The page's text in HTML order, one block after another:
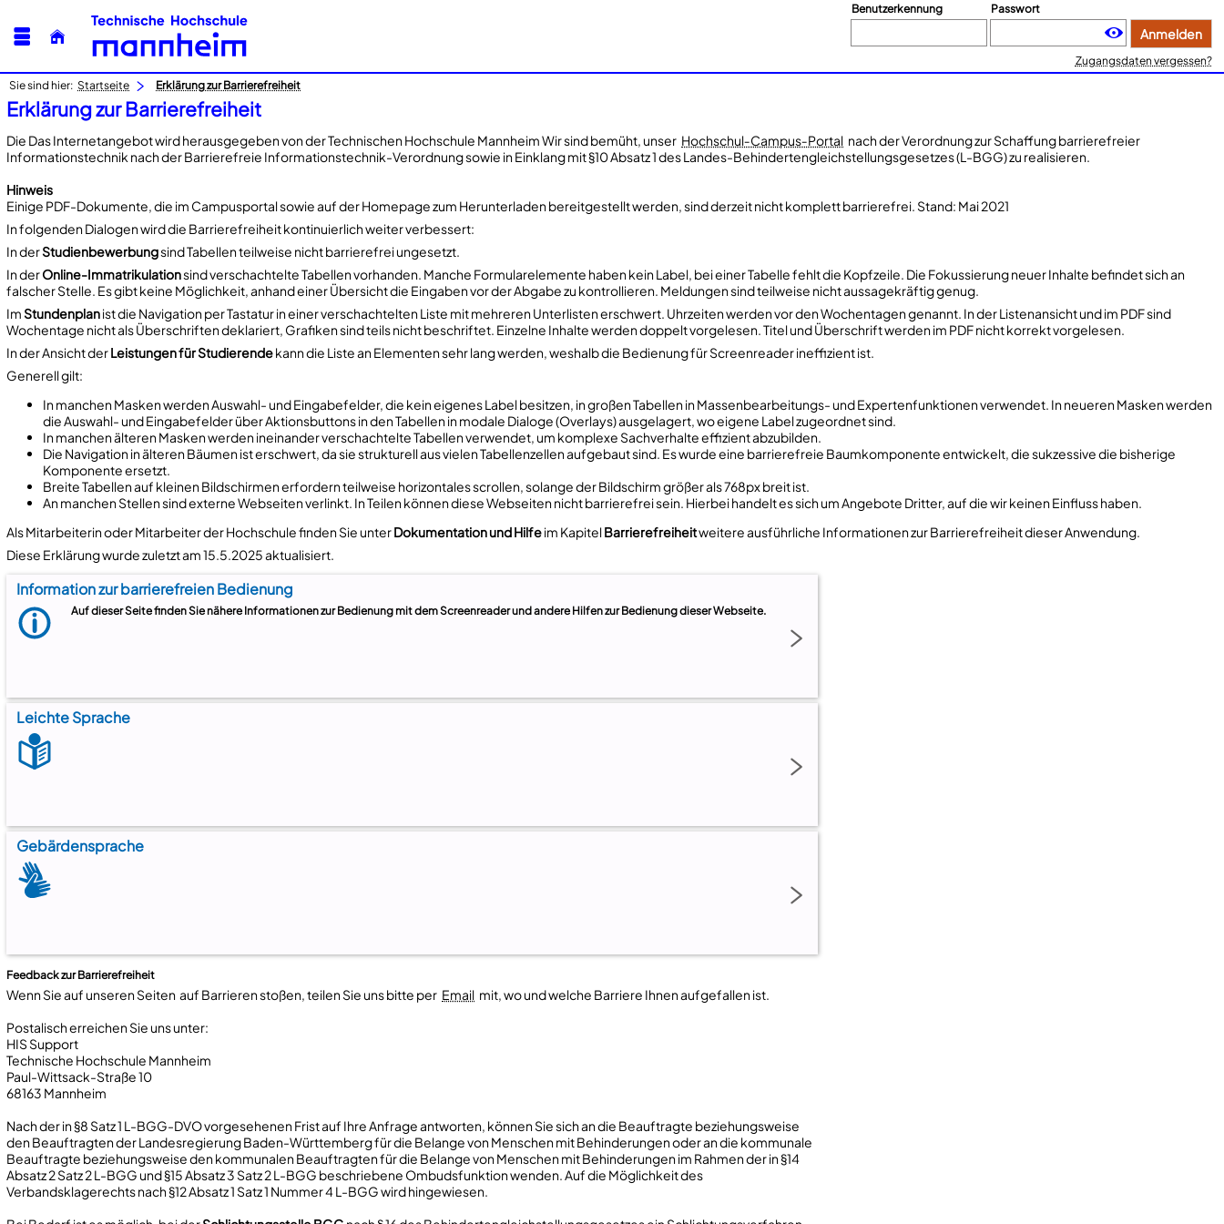
Benutzerkennung Passwort
Anmelden
Zugangsdaten vergessen?
Sie sind hier: Startseite Erklärung zur Barrierefreiheit
Erklärung zur Barrierefreiheit
Die Das Internetangebot wird herausgegeben von der Technischen Hochschule Mannheim Wir sind bemüht, unser Hochschul‑Campus‑Portal nach der Verordnung zur Schaffung barrierefreier
Informationstechnik nach der Barrierefreie Informationstechnik-Verordnung sowie in Einklang mit §10 Absatz 1 des Landes-Behindertengleichstellungsgesetzes (L-BGG) zu realisieren.
Hinweis
Einige PDF-Dokumente, die im Campusportal sowie auf der Homepage zum Herunterladen bereitgestellt werden, sind derzeit nicht komplett barrierefrei. Stand: Mai 2021
In folgenden Dialogen wird die Barrierefreiheit kontinuierlich weiter verbessert:
In derStudienbewerbungsind Tabellen teilweise nicht barrierefrei ungesetzt.
In derOnline-Immatrikulationsind verschachtelte Tabellen vorhanden. Manche Formularelemente haben kein Label, bei einer Tabelle fehlt die Kopfzeile. Die Fokussierung neuer Inhalte befindet sich an
falscher Stelle. Es gibt keine Möglichkeit, anhand einer Übersicht die Eingaben vor der Abgabe zu kontrollieren. Meldungen sind teilweise nicht aussagekräftig genug.
Im Stundenplanist die Navigation per Tastatur in einer verschachtelten Liste mit mehreren Unterlisten erschwert. Uhrzeiten werden vor den Wochentagen genannt. In der Listenansicht und im PDF sind
Wochentage nicht als Überschriften deklariert, Grafiken sind teils nicht beschriftet. Einzelne Inhalte werden doppelt vorgelesen. Titel und Überschrift werden im PDF nicht korrekt vorgelesen.
In der Ansicht derLeistungen für Studierendekann die Liste an Elementen sehr lang werden, weshalb die Bedienung für Screenreader ineffizient ist.
Generell gilt:
In manchen Masken werden Auswahl- und Eingabefelder, die kein eigenes Label besitzen, in großen Tabellen in Massenbearbeitungs- und Expertenfunktionen verwendet. In neueren Masken werden
die Auswahl- und Eingabefelder über Aktionsbuttons in den Tabellen in modale Dialoge (Overlays) ausgelagert, wo eigene Label zugeordnet sind.
In manchen älteren Masken werden ineinander verschachtelte Tabellen verwendet, um komplexe Sachverhalte effizient abzubilden.
Die Navigation in älteren Bäumen ist erschwert, da sie strukturell aus vielen Tabellenzellen aufgebaut sind. Es wurde eine barrierefreie Baumkomponente entwickelt, die sukzessive die bisherige
Komponente ersetzt.
Breite Tabellen auf kleinen Bildschirmen erfordern teilweise horizontales scrollen, solange der Bildschirm größer als 768px breit ist.
An manchen Stellen sind externe Webseiten verlinkt. In Teilen können diese Webseiten nicht barrierefrei sein. Hierbei handelt es sich um Angebote Dritter, auf die wir keinen Einfluss haben.
Als Mitarbeiterin oder Mitarbeiter der Hochschule finden Sie unterDokumentation und Hilfeim KapitelBarrierefreiheitweitere ausführliche Informationen zur Barrierefreiheit dieser Anwendung.
Diese Erklärung wurde zuletzt am 15.5.2025 aktualisiert.
Information zur barrierefreien Bedienung
Auf dieser Seite finden Sie nähere Informationen zur Bedienung mit dem Screenreader und andere Hilfen zur Bedienung dieser Webseite.
Leichte Sprache
Gebärdensprache
Feedbackzur Barrierefreiheit
Wenn Sie auf unseren Seiten auf Barrieren stoßen, teilen Sie uns bitte per Email mit, wo und welche Barriere Ihnen aufgefallen ist.
Postalisch erreichen Sie uns unter:
HIS Support
Technische Hochschule Mannheim
Paul-Wittsack-Straße 10
68163 Mannheim
Nach der in §8 Satz 1 L-BGG-DVO vorgesehenen Frist auf Ihre Anfrage antworten, können Sie sich an die Beauftragte beziehungsweise
den Beauftragten der Landesregierung Baden-Württemberg für die Belange von Menschen mit Behinderungen oder an die kommunale
Beauftragte beziehungsweise den kommunalen Beauftragten für die Belange von Menschen mit Behinderungen im Rahmen der in §14
Absatz 2 Satz 2 L-BGG und §15 Absatz 3 Satz 2 L-BGG beschriebene Ombudsfunktion wenden. Auf die Möglichkeit des
Verbandsklagerechts nach §12 Absatz 1 Satz 1 Nummer 4 L-BGG wird hingewiesen.